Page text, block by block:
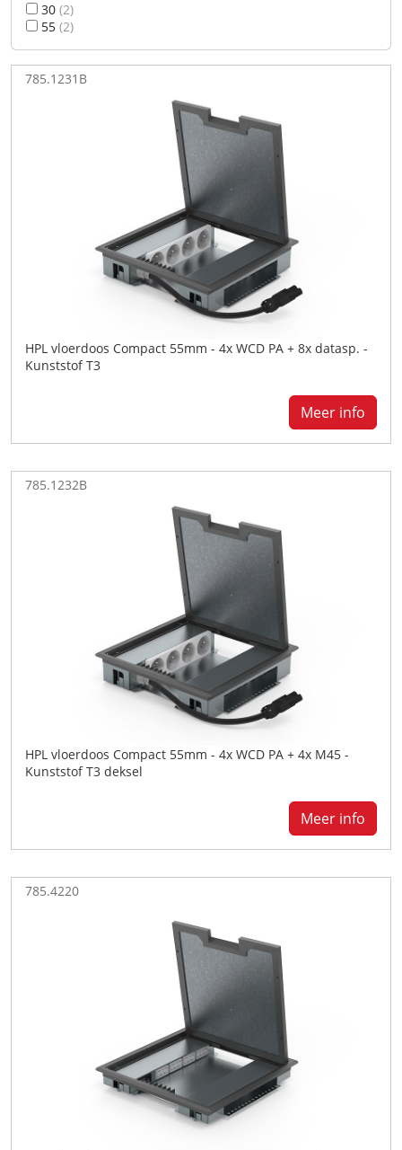
30 (2)
55 (2)
785.1231B
HPL vloerdoos Compact 55mm - 4x WCD PA + 8x datasp. -
Kunststof T3
Meer info
785.1232B
HPL vloerdoos Compact 55mm - 4x WCD PA + 4x M45 -
Kunststof T3 deksel
Meer info
785.4220